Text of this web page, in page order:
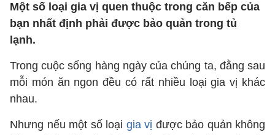
Một số loại gia vị quen thuộc trong căn bếp của
bạn nhất định phải được bảo quản trong tủ
lạnh.
Trong cuộc sống hàng ngày của chúng ta, đằng sau
mỗi món ăn ngon đều có rất nhiều loại gia vị khác
nhau.
Nhưng nếu một số loại gia vị được bảo quản không